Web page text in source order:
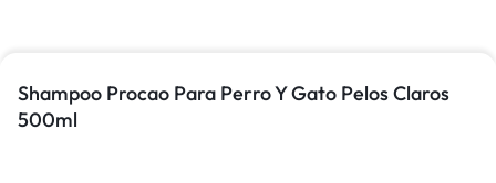
Shampoo Procao Para Perro Y Gato Pelos Claros
500ml